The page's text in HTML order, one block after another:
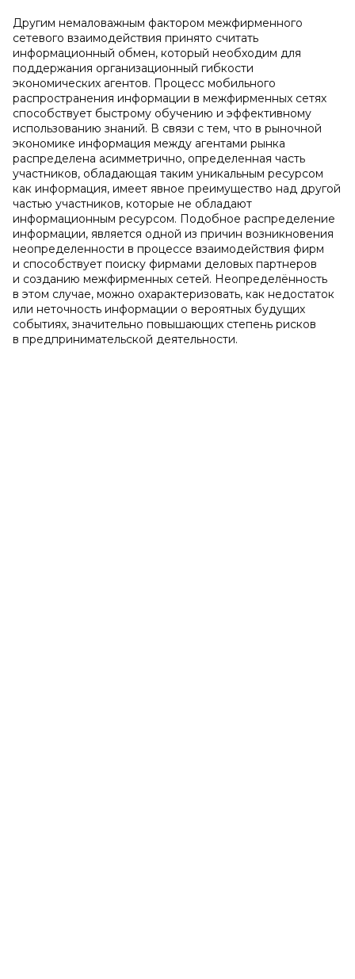
Другим немаловажным фактором межфирменного
сетевого взаимодействия принято считать
информационный обмен, который необходим для
поддержания организационный гибкости
экономических агентов. Процесс мобильного
распространения информации в межфирменных сетях
способствует быстрому обучению и эффективному
использованию знаний. В связи с тем, что в рыночной
экономике информация между агентами рынка
распределена асимметрично, определенная часть
участников, обладающая таким уникальным ресурсом
как информация, имеет явное преимущество над другой
частью участников, которые не обладают
информационным ресурсом. Подобное распределение
информации, является одной из причин возникновения
неопределенности в процессе взаимодействия фирм
и способствует поиску фирмами деловых партнеров
и созданию межфирменных сетей. Неопределённость
в этом случае, можно охарактеризовать, как недостаток
или неточность информации о вероятных будущих
событиях, значительно повышающих степень рисков
в предпринимательской деятельности.